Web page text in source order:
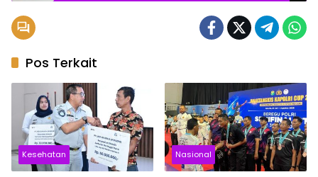
Pos Terkait
Kesehatan Nasional